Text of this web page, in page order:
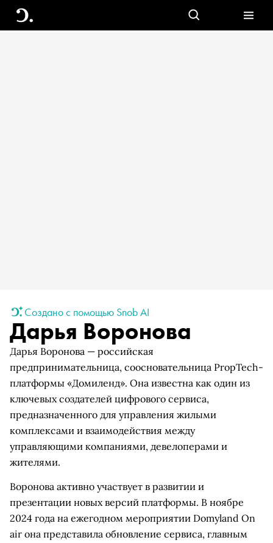
Создано с помощью Snob AI
Дарья Воронова
Дарья Воронова — российская
предпринимательница, соосновательница PropTech-
платформы «Домиленд». Она известна как один из
ключевых создателей цифрового сервиса,
предназначенного для управления жилыми
комплексами и взаимодействия между
управляющими компаниями, девелоперами и
жителями.
Воронова активно участвует в развитии и
презентации новых версий платформы. В ноябре
2024 года на ежегодном мероприятии Domyland On
air она представила обновление сервиса, главным